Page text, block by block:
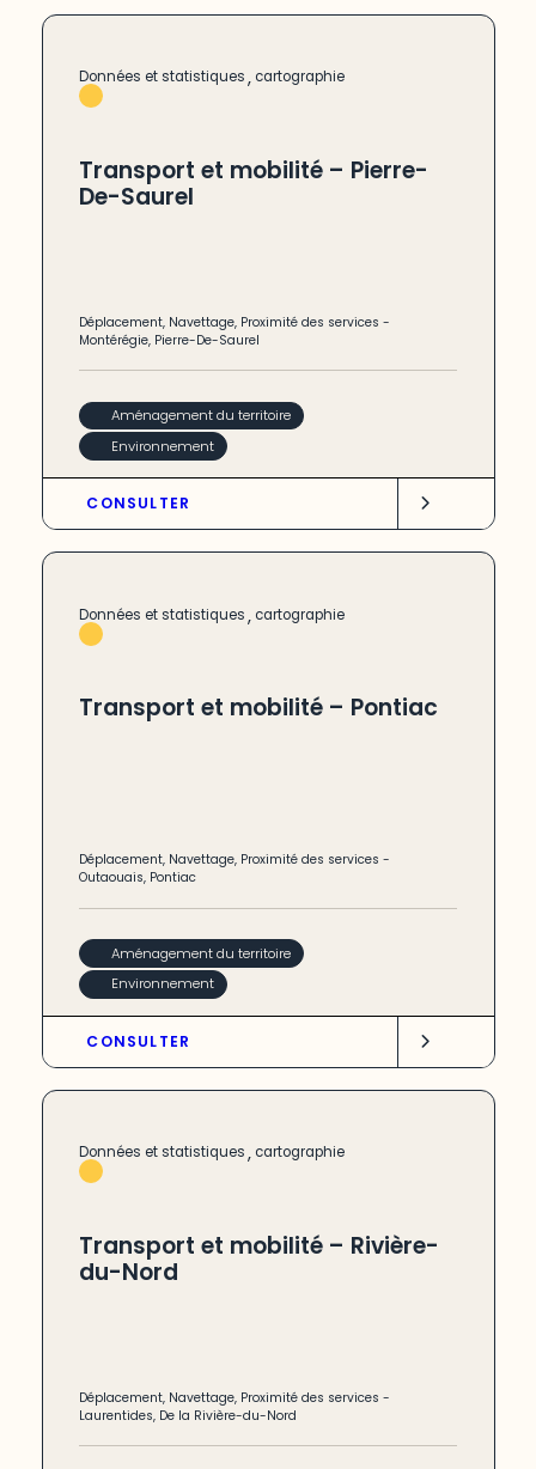
Données et statistiques, cartographie
Transport et mobilité – Pierre-
De-Saurel
Déplacement, Navettage, Proximité des services -
Montérégie, Pierre-De-Saurel
Aménagement du territoire
Environnement
CONSULTER
Données et statistiques, cartographie
Transport et mobilité – Pontiac
Déplacement, Navettage, Proximité des services -
Outaouais, Pontiac
Aménagement du territoire
Environnement
CONSULTER
Données et statistiques, cartographie
Transport et mobilité – Rivière-
du-Nord
Déplacement, Navettage, Proximité des services -
Laurentides, De la Rivière-du-Nord